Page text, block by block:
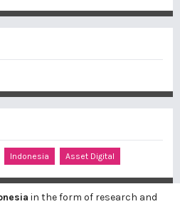
Indonesia Asset Digital
in the form of research and